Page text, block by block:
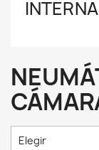
INTERNA
Elegir